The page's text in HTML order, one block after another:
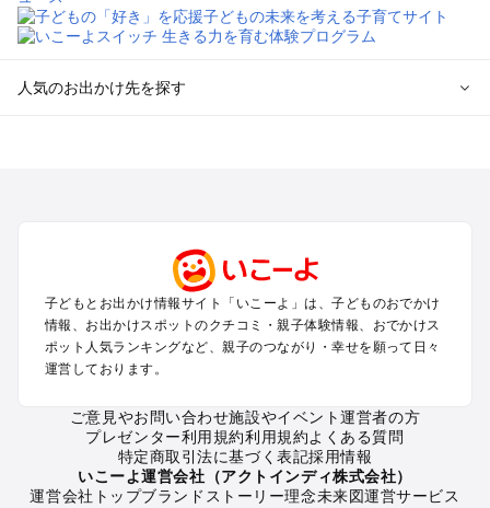
人気のお出かけ先を探す
関西のプールおでかけ
中国･四国のプールおでかけ
九州･沖縄のプールおでかけ
定番お出かけスポット
牧場
子どもとお出かけ情報サイト「いこーよ」は、子どものおでかけ
情報、お出かけスポットのクチコミ・親子体験情報、おでかけス
ポット人気ランキングなど、親子のつながり・幸せを願って日々
運営しております。
ご意見やお問い合わせ施設やイベント運営者の方
プレゼンター利用規約利用規約よくある質問
特定商取引法に基づく表記採用情報
いこーよ運営会社（アクトインディ株式会社）
運営会社トップブランドストーリー理念未来図運営サービス